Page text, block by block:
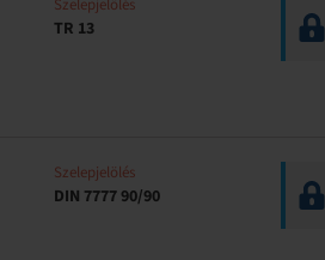
Szelepjelölés
TR 13
Szelepjelölés
DIN 7777 90/90